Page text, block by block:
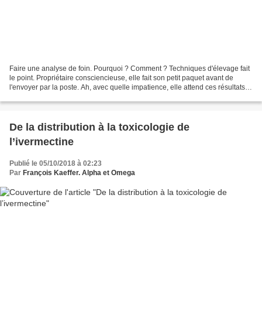
Faire une analyse de foin. Pourquoi ? Comment ? Techniques d'élevage fait
le point. Propriétaire consciencieuse, elle fait son petit paquet avant de
l'envoyer par la poste. Ah, avec quelle impatience, elle attend ces résultats
De la distribution à la toxicologie de
l’ivermectine
Publié le 05/10/2018 à 02:23
Par François Kaeffer. Alpha et Omega